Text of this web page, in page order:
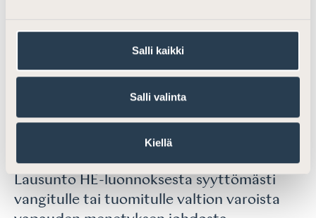
Salli kaikki
Salli valinta
Kiellä
Lausunto hallituksen esityksestä uudeksi
kaavoitus- ja rakentamislaiksi
Lausunto HE-luonnoksesta syyttömästi
vangitulle tai tuomitulle valtion varoista